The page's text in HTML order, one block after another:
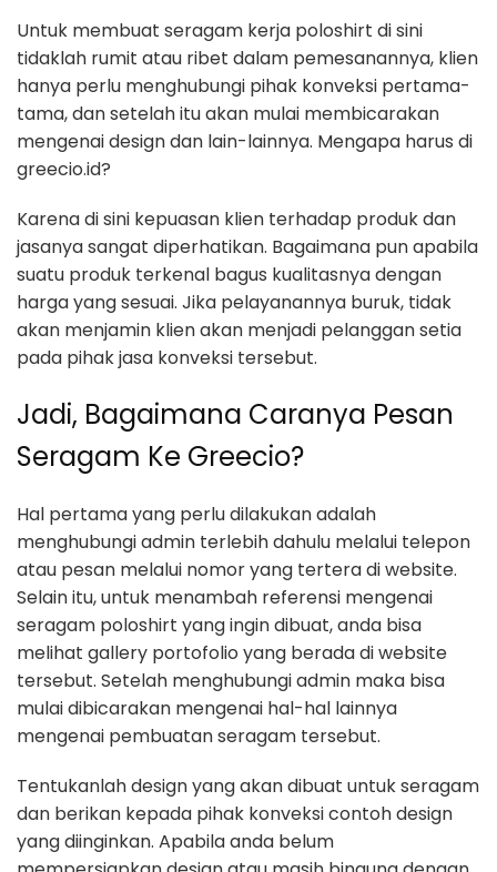
Untuk membuat seragam kerja poloshirt di sini
tidaklah rumit atau ribet dalam pemesanannya, klien
hanya perlu menghubungi pihak konveksi pertama-
tama, dan setelah itu akan mulai membicarakan
mengenai design dan lain-lainnya. Mengapa harus di
greecio.id?
Karena di sini kepuasan klien terhadap produk dan
jasanya sangat diperhatikan. Bagaimana pun apabila
suatu produk terkenal bagus kualitasnya dengan
harga yang sesuai. Jika pelayanannya buruk, tidak
akan menjamin klien akan menjadi pelanggan setia
pada pihak jasa konveksi tersebut.
Jadi, Bagaimana Caranya Pesan
Seragam Ke Greecio?
Hal pertama yang perlu dilakukan adalah
menghubungi admin terlebih dahulu melalui telepon
atau pesan melalui nomor yang tertera di website.
Selain itu, untuk menambah referensi mengenai
seragam poloshirt yang ingin dibuat, anda bisa
melihat gallery portofolio yang berada di website
tersebut. Setelah menghubungi admin maka bisa
mulai dibicarakan mengenai hal-hal lainnya
mengenai pembuatan seragam tersebut.
Tentukanlah design yang akan dibuat untuk seragam
dan berikan kepada pihak konveksi contoh design
yang diinginkan. Apabila anda belum